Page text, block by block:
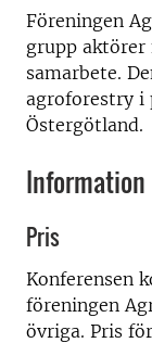
Föreningen
grupp aktörer
samarbete.
agroforestry i
Östergötland.
Information
Pris
Konferensen
föreningen
övriga. Pris